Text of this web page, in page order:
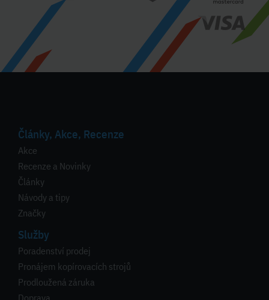
Články, Akce, Recenze
Akce
Recenze a Novinky
Články
Návody a tipy
Značky
Služby
Poradenství prodej
Pronájem kopírovacích strojů
Prodloužená záruka